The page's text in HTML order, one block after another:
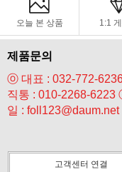
오늘 본 상품 1:1
제품문의
ⓞ 대표 : 032-772-
직통 : 010-2268-6223
일 : foll123@daum.net
고객센터 연결